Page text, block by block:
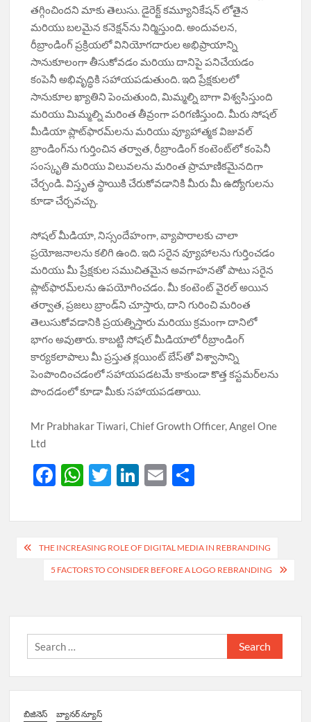
తగ్గించిందని మాకు తెలుసు. డైరెక్ట్ కమ్యూనికేషన్ లోతైన
మరియు బలమైన కనెక్షన్‌ను నిర్మిస్తుంది. అందువలన,
రీబ్రాండింగ్ ప్రక్రియలో వినియోగదారుల అభిప్రాయాన్ని
సానుకూలంగా తీసుకోవడం మరియు దానిపై పనిచేయడం
కంపెనీ అభివృద్ధికి సహాయపడుతుంది. ఇది ప్రేక్షకులలో
సానుకూల ఖ్యాతిని పెంచుతుంది, మిమ్మల్ని బాగా విశ్వసిస్తుంది
మరియు మిమ్మల్ని మరింత తీవ్రంగా పరిగణిస్తుంది. మీరు సోషల్
మీడియా ప్లాట్‌ఫారమ్‌లను మరియు వ్యూహాత్మక విజువల్
బ్రాండింగ్‌ను గుర్తించిన తర్వాత, రీబ్రాండింగ్ కంటెంట్‌లో కంపెనీ
సంస్కృతి మరియు విలువలను మరింత ప్రామాణికమైనదిగా
చేర్చండి. విస్తృత స్థాయికి చేరుకోవడానికి మీరు మీ ఉద్యోగులను
కూడా చేర్చవచ్చు.
సోషల్ మీడియా, నిస్సందేహంగా, వ్యాపారాలకు చాలా
ప్రయోజనాలను కలిగి ఉంది. ఇది సరైన వ్యూహాలను గుర్తించడం
మరియు మీ ప్రేక్షకుల సముచితమైన అవగాహనతో పాటు సరైన
ప్లాట్‌ఫారమ్‌లను ఉపయోగించడం. మీ కంటెంట్ వైరల్ అయిన
తర్వాత, ప్రజలు బ్రాండ్‌ని చూస్తారు, దాని గురించి మరింత
తెలుసుకోవడానికి ప్రయత్నిస్తారు మరియు క్రమంగా దానిలో
భాగం అవుతారు. కాబట్టి సోషల్ మీడియాలో రీబ్రాండింగ్
కార్యకలాపాలు మీ ప్రస్తుత క్లయింట్ బేస్‌తో విశ్వాసాన్ని
పెంపొందించడంలో సహాయపడటమే కాకుండా కొత్త కస్టమర్‌లను
పొందడంలో కూడా మీకు సహాయపడతాయి.
Mr Prabhakar Tiwari, Chief Growth Officer, Angel One
Ltd
F
e
b
o
W
at
s
A
T
itt
er
Li
k
e
dI
E
ail ar
e
Post
navigation
THE INCREASING ROLE OF DIGITAL MEDIA IN REBRANDING
5 FACTORS TO CONSIDER BEFORE A LOGO REBRANDING
Search
for:
బిజినెస్ బ్యానర్ న్యూస్